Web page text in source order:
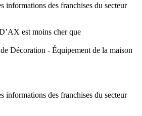
informations des franchises du secteur
est moins cher que
Décoration - Équipement de la maison
informations des franchises du secteur